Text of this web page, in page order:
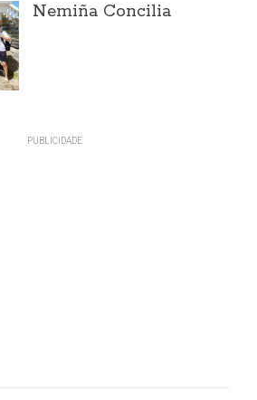
Nemiña Concilia